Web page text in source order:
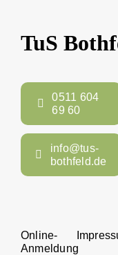
TuS
0511 604
69 60
info@tus-
bothfeld.de
Online-
Anmeldung